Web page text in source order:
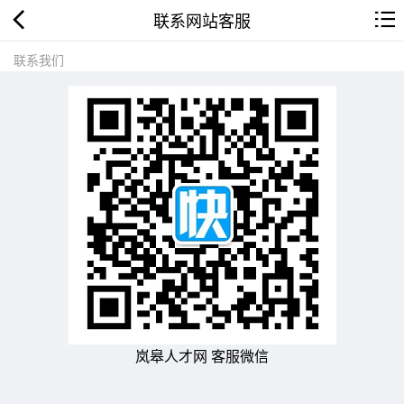
联系网站客服
联系我们
岚皋人才网 客服微信